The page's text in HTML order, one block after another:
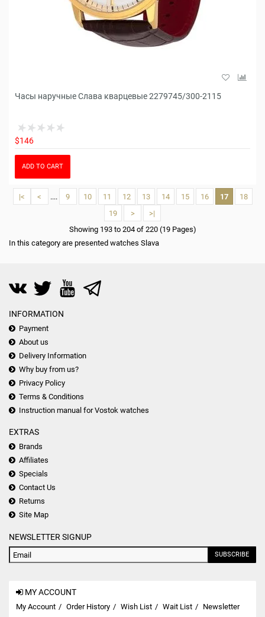
Часы наручные Слава кварцевые 2279745/300-2115
$146
ADD TO CART
|< < .... 9 10 11 12 13 14 15 16 17
18
19
>
>|
Showing 193 to 204 of 220 (19 Pages)
In this category are presented watches Slava
INFORMATION
Payment
About us
Delivery Information
Why buy from us?
Privacy Policy
Terms & Conditions
Instruction manual for Vostok watches
EXTRAS
Brands
Affiliates
Specials
Contact Us
Returns
Site Map
NEWSLETTER SIGNUP
SUBSCRIBE
MY ACCOUNT
My Account Order History Wish List Wait List Newsletter